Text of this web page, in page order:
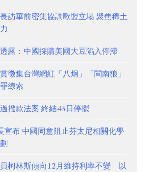
訪華前密集協調歐盟立場 聚焦稀土
露：中國採購美國大豆陷入停滯
徵集台灣網紅「八炯」「閩南狼」
線索
撥款法案 終結43日停擺
宣布 中國同意阻止芬太尼相關化學
柯林斯傾向12月維持利率不變 以